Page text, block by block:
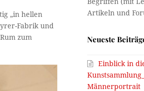
„in hellen
Fabrik und
zum
Neueste
Einblick in
Männerportrait